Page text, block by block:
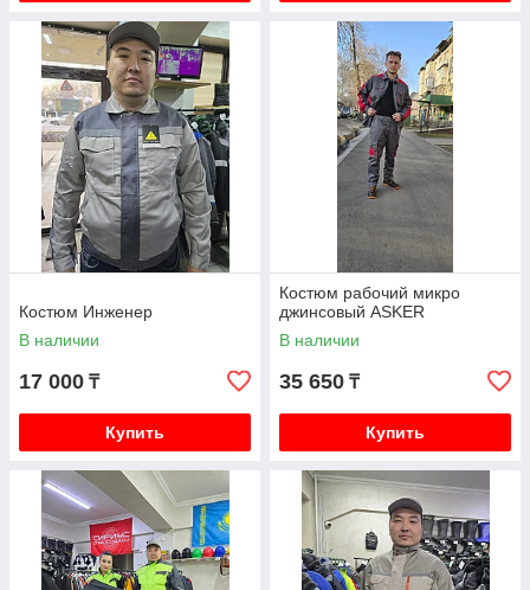
Костюм Инженер
В наличии
17 000 ₸
Купить
Костюм рабочий микро
джинсовый ASKER
В наличии
35 650 ₸
Купить